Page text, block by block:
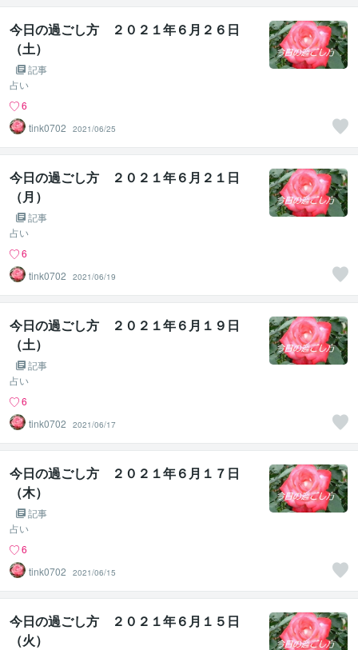
今日の過ごし方 ２０２１年６月２６日
（土）
記事
占い
6
tink0702
2021/06/25
今日の過ごし方 ２０２１年６月２１日
（月）
記事
占い
6
tink0702
2021/06/19
今日の過ごし方 ２０２１年６月１９日
（土）
記事
占い
6
tink0702
2021/06/17
今日の過ごし方 ２０２１年６月１７日
（木）
記事
占い
6
tink0702
2021/06/15
今日の過ごし方 ２０２１年６月１５日
（火）